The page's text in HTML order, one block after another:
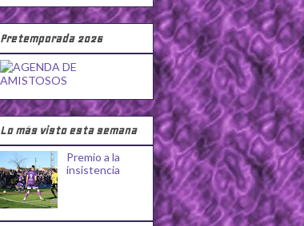
Pretemporada 2026
Lo más visto esta semana
Premio a la
insistencia